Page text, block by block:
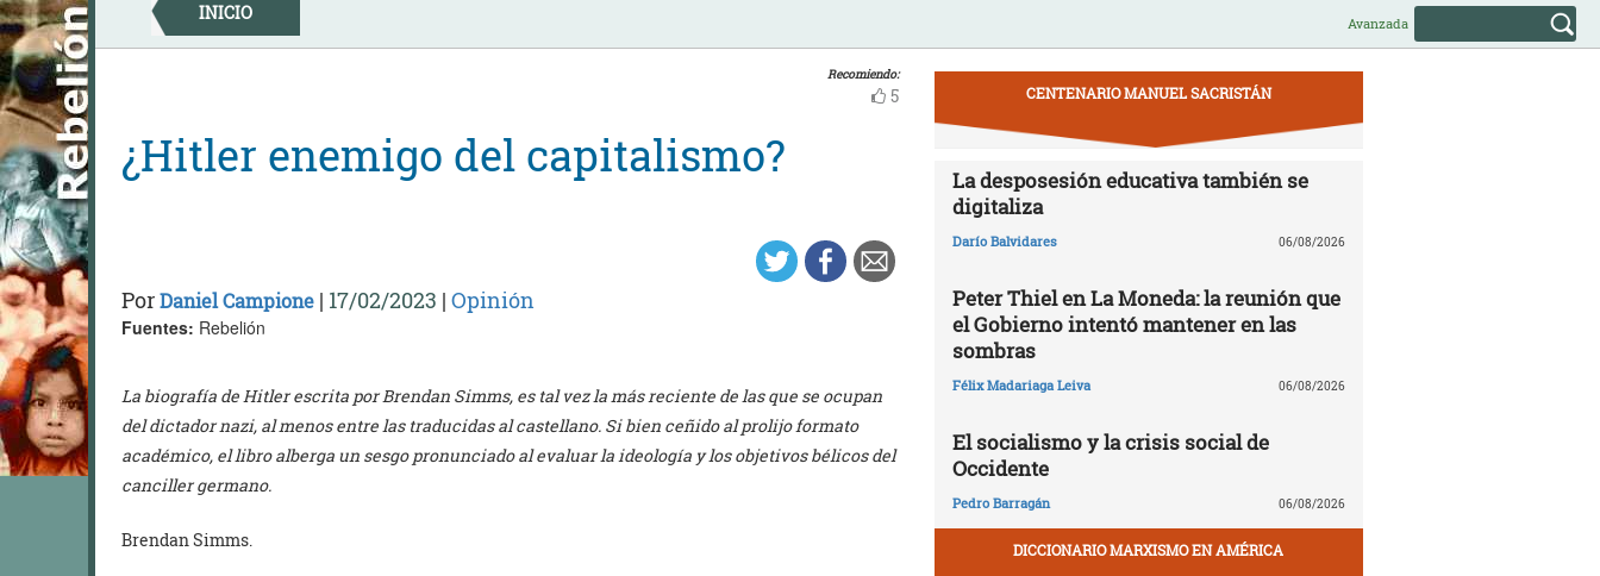
Skip
to
content
INICIO Avanzada
Recomiendo:
5
¿Hitler enemigo del capitalismo?
PorDaniel Campione | 17/02/2023 | Opinión
Fuentes: Rebelión
La biografía de Hitler escrita por Brendan Simms, es tal vez la más reciente de las que se ocupan
del dictador nazi, al menos entre las traducidas al castellano. Si bien ceñido al prolijo formato
académico, el libro alberga un sesgo pronunciado al evaluar la ideología y los objetivos bélicos del
canciller germano.
Brendan Simms.
CENTENARIO MANUEL SACRISTÁN
La desposesión educativa también se
digitaliza
Darío Balvidares 06/08/2026
Peter Thiel en La Moneda: la reunión que
el Gobierno intentó mantener en las
sombras
Félix Madariaga Leiva 06/08/2026
El socialismo y la crisis social de
Occidente
Pedro Barragán 06/08/2026
DICCIONARIO MARXISMO EN AMÉRICA